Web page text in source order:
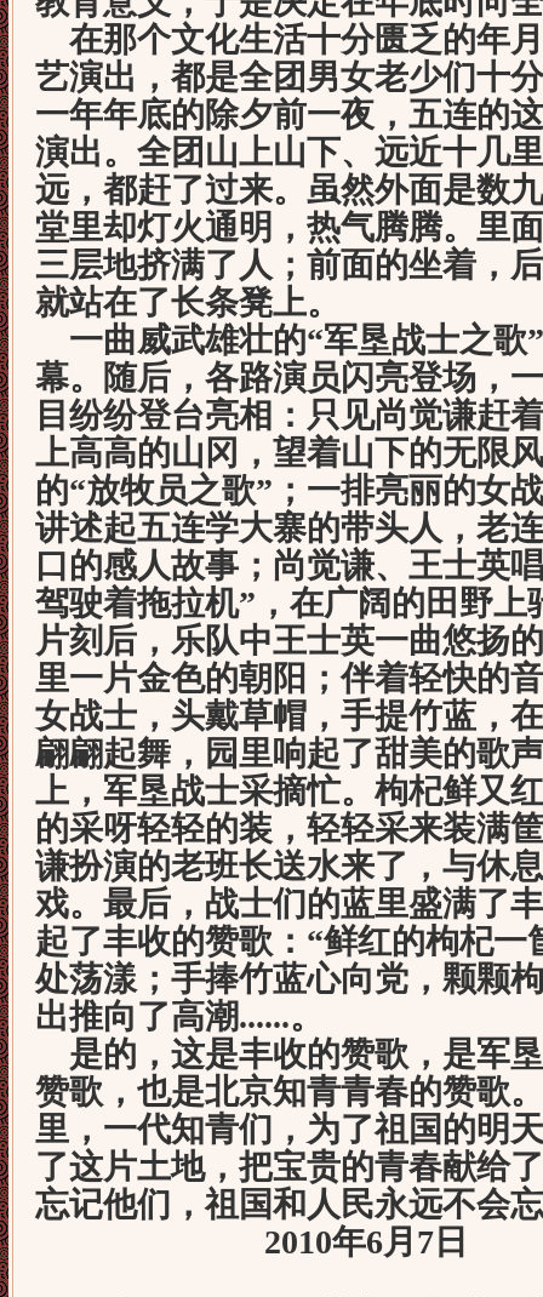
在那个文化生活十分匮乏的年
艺演出，都是全团男女老少们十
一年年底的除夕前一夜，五连的
演出。全团山上山下、远近十几
远，都赶了过来。虽然外面是数
堂里却灯火通明，热气腾腾。里
三层地挤满了人；前面的坐着，
就站在了长条凳上。
一曲威武雄壮的“军垦战士之歌
幕。随后，各路演员闪亮登场，
目纷纷登台亮相：只见尚觉谦赶
上高高的山冈，望着山下的无限
的“放牧员之歌”；一排亮丽的女
讲述起五连学大寨的带头人，老
口的感人故事；尚觉谦、王士英
驾驶着拖拉机”，在广阔的田野上
片刻后，乐队中王士英一曲悠扬
里一片金色的朝阳；伴着轻快的
女战士，头戴草帽，手提竹蓝，
翩翩起舞，园里响起了甜美的歌
上，军垦战士采摘忙。枸杞鲜又
的采呀轻轻的装，轻轻采来装满
谦扮演的老班长送水来了，与休
戏。最后，战士们的蓝里盛满了
起了丰收的赞歌：“鲜红的枸杞一
处荡漾；手捧竹蓝心向党，颗颗
出推向了高潮......。
是的，这是丰收的赞歌，是军
赞歌，也是北京知青青春的赞歌
里，一代知青们，为了祖国的明
了这片土地，把宝贵的青春献给
忘记他们，祖国和人民永远不会
2010年6月7日